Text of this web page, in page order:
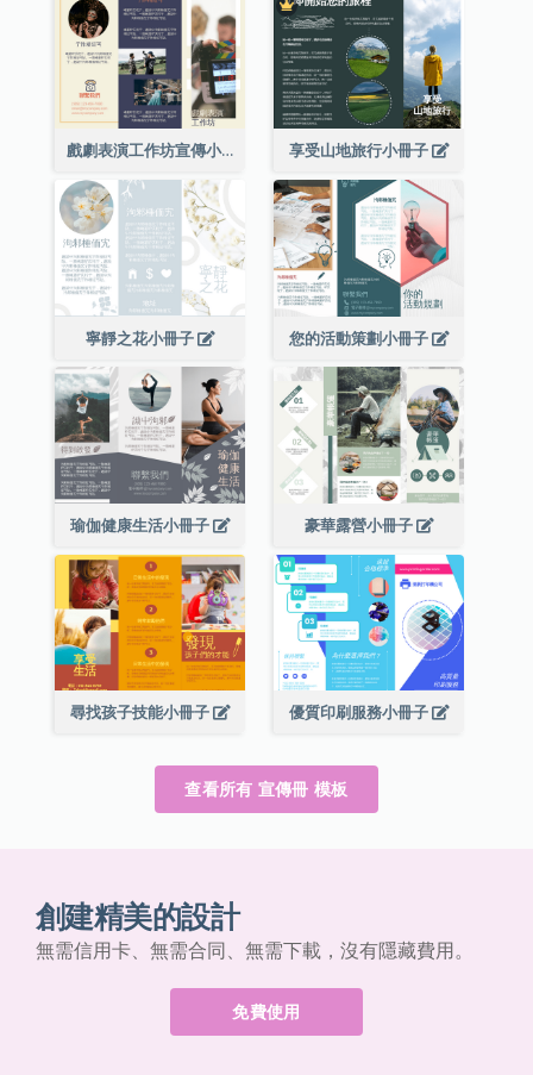
戲劇表演工作坊宣傳小冊子 享受山地旅行小冊子
寧靜之花小冊子 您的活動策劃小冊子
瑜伽健康生活小冊子 豪華露營小冊子
尋找孩子技能小冊子 優質印刷服務小冊子
查看所有 宣傳冊 模板
創建精美的設計
無需信用卡、無需合同、無需下載，沒有隱藏費用。
免費使用